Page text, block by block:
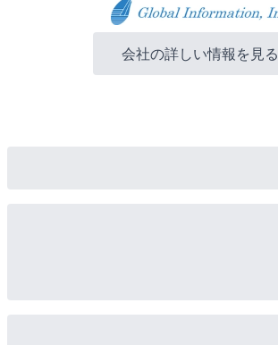
会社の詳しい情報を見る